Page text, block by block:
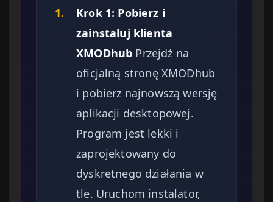
1.
Krok 1: Pobierz i
zainstaluj klienta
XMODhub Przejdź na
oficjalną stronę XMODhub
i pobierz najnowszą wersję
aplikacji desktopowej.
Program jest lekki i
zaprojektowany do
dyskretnego działania w
tle. Uruchom instalator,